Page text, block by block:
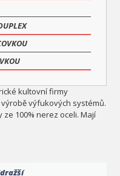
kultovní firmy
výfukových systémů.
100% nerez oceli. Mají
a dlouhou životnost. Vnitří
pletivem a akustickou
jen samotnou běžnou
životnost a zamezují
Pokud hledáte